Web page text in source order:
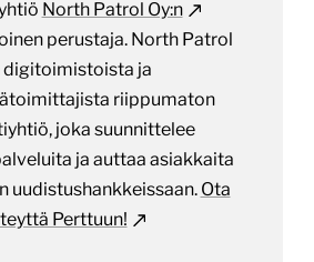
North Patrol Oy:n
perustaja. North Patrol
digitoimistoista ja
riippumaton
joka suunnittelee
ja auttaa asiakkaita
uudistushankkeissaan. Ota
Perttuun!